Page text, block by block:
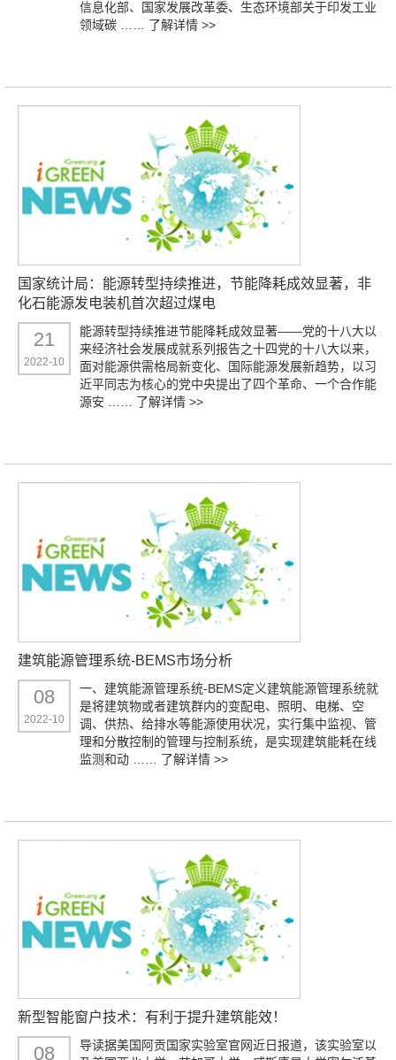
信息化部、国家发展改革委、生态环境部关于印发工业
领域碳 …… 了解详情 >>
国家统计局：能源转型持续推进，节能降耗成效显著，非
化石能源发电装机首次超过煤电
21
2022-10
能源转型持续推进节能降耗成效显著——党的十八大以
来经济社会发展成就系列报告之十四党的十八大以来，
面对能源供需格局新变化、国际能源发展新趋势，以习
近平同志为核心的党中央提出了四个革命、一个合作能
源安 …… 了解详情 >>
建筑能源管理系统-BEMS市场分析
08
2022-10
一、建筑能源管理系统-BEMS定义建筑能源管理系统就
是将建筑物或者建筑群内的变配电、照明、电梯、空
调、供热、给排水等能源使用状况，实行集中监视、管
理和分散控制的管理与控制系统，是实现建筑能耗在线
监测和动 …… 了解详情 >>
新型智能窗户技术：有利于提升建筑能效！
08
导读据美国阿贡国家实验室官网近日报道，该实验室以